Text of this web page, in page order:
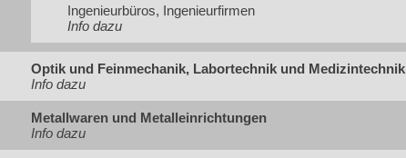
Ingenieurbüros, Ingenieurfirmen
Info dazu
Optik und Feinmechanik, Labortechnik und Medizintechnik
Info dazu
Metallwaren und Metalleinrichtungen
Info dazu